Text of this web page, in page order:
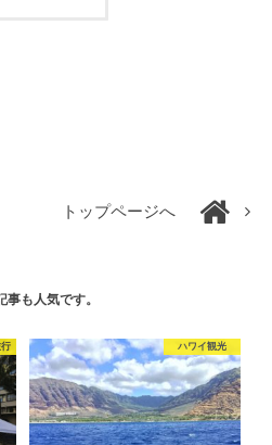
トップページへ
事も人気です。
ハワイ観光